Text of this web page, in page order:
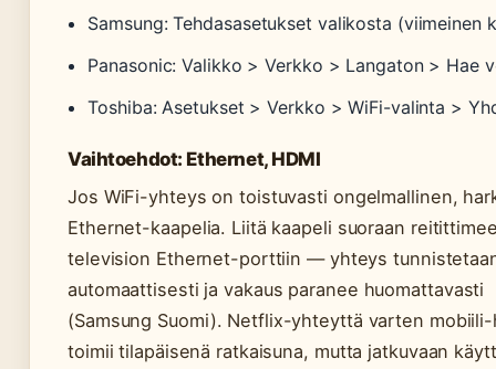
Samsung: Tehdasasetukset valikosta (viimeinen
Panasonic: Valikko > Verkko > Langaton > Hae
Toshiba: Asetukset > Verkko > WiFi-valinta >
Vaihtoehdot: Ethernet, HDMI
Jos WiFi-yhteys on toistuvasti ongelmallinen,
Ethernet-kaapelia. Liitä kaapeli suoraan
television Ethernet-porttiin — yhteys
automaattisesti ja vakaus paranee huomattavasti
(Samsung Suomi). Netflix-yhteyttä varten
toimii tilapäisenä ratkaisuna, mutta jatkuvaan